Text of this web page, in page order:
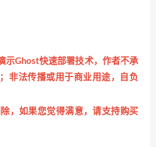
示Ghost快速部署技术，作者不承
非法传播或用于商业用途，自负
，如果您觉得满意，请支持购买